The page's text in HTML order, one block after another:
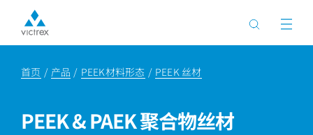
首页 产品 PEEK材料形态 PEEK 丝材
PEEK & PAEK 聚合物丝材